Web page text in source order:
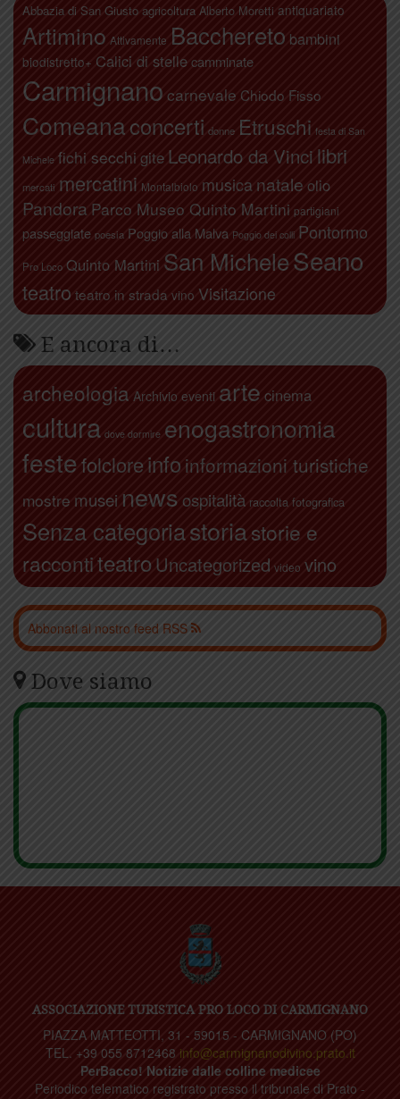
Abbazia di San Giusto agricoltura Alberto Moretti antiquariato
Artimino Attivamente Bacchereto bambini
biodistretto+ Calici di stellecamminate
Carmignano carnevale Chiodo Fisso
Comeanaconcerti donne Etruschi festa di San
Michele fichi secchi gite Leonardo da Vinci libri
mercati mercatini Montalbiolo musica natale olio
Pandora Parco Museo Quinto Martini partigiani
passeggiate poesia Poggio alla Malva Poggio dei colli Pontormo
Pro Loco Quinto Martini San MicheleSeano
teatro teatro in strada vino Visitazione
E ancora di…
archeologia Archivio eventi arte cinema
cultura dove dormire enogastronomia
festefolcloreinfo informazioni turistiche
mostre musei news ospitalità raccolta fotografica
Senza categoriastoriastorie e
raccontiteatro Uncategorized video vino
Abbonati al nostro feed RSS
Dove siamo
ASSOCIAZIONE TURISTICA PRO LOCO DI CARMIGNANO
PIAZZA MATTEOTTI, 31 - 59015 - CARMIGNANO (PO)
TEL. +39 055 8712468 info@carmignanodivino.prato.it
PerBacco! Notizie dalle colline medicee
Periodico telematico registrato presso il tribunale di Prato -